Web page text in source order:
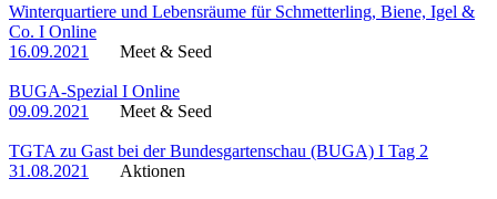
Winterquartiere und Lebensräume für Schmetterling, Biene, Igel &
Co. I Online
16.09.2021
Meet & Seed
BUGA-Spezial I Online
09.09.2021
Meet & Seed
TGTA zu Gast bei der Bundesgartenschau (BUGA) I Tag 2
31.08.2021
Aktionen